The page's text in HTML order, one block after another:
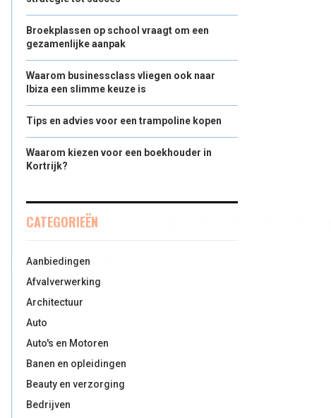
Broekplassen op school vraagt om een
gezamenlijke aanpak
Waarom businessclass vliegen ook naar
Ibiza een slimme keuze is
Tips en advies voor een trampoline kopen
Waarom kiezen voor een boekhouder in
Kortrijk?
CATEGORIEËN
Aanbiedingen
Afvalverwerking
Architectuur
Auto
Auto's en Motoren
Banen en opleidingen
Beauty en verzorging
Bedrijven